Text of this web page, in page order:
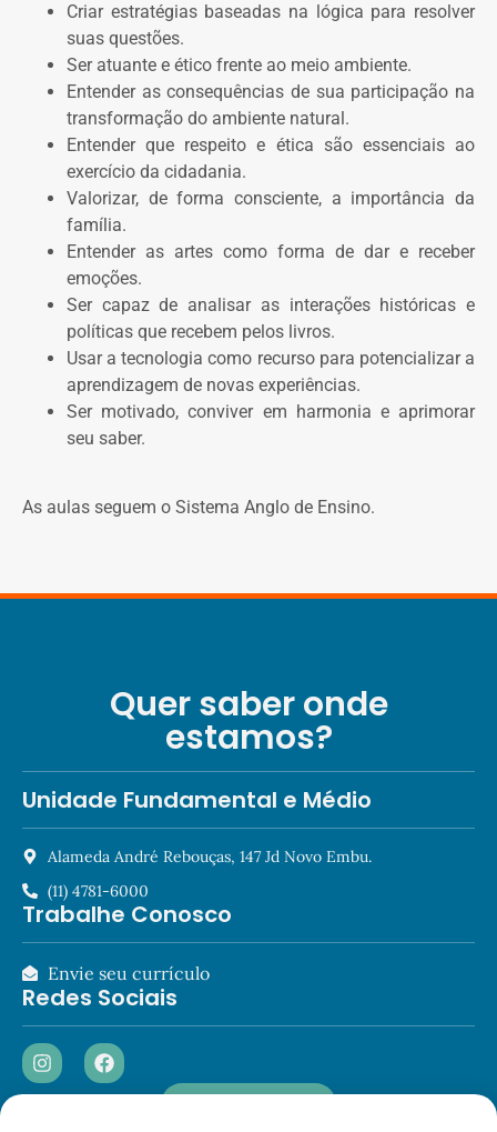
Criar estratégias baseadas na lógica para resolver
suas questões.
Ser atuante e ético frente ao meio ambiente.
Entender as consequências de sua participação na
transformação do ambiente natural.
Entender que respeito e ética são essenciais ao
exercício da cidadania.
Valorizar, de forma consciente, a importância da
família.
Entender as artes como forma de dar e receber
emoções.
Ser capaz de analisar as interações históricas e
políticas que recebem pelos livros.
Usar a tecnologia como recurso para potencializar a
aprendizagem de novas experiências.
Ser motivado, conviver em harmonia e aprimorar
seu saber.
As aulas seguem o Sistema Anglo de Ensino.
Quer saber onde
estamos?
Unidade Fundamental e Médio
Alameda André Rebouças, 147 Jd Novo Embu.
(11) 4781-6000
Trabalhe Conosco
Envie seu currículo
Redes Sociais